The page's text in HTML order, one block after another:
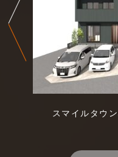
スマイルタウ